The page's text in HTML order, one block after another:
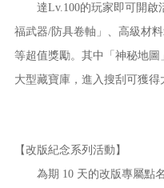
達Lv.100的玩家即可開啟
福武器/防具卷軸」、高級材
等超值獎勵。其中「神秘地
大型藏寶庫，進入搜刮可獲得
【改版紀念系列活動】
為期 10 天的改版專屬點名